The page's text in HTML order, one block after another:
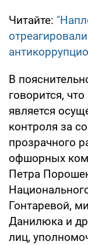
Читайте:
В
говорится,
является
контроля за
прозрачного
офшорных
Петра
Гонтаревой,
Данилюка и
лиц,